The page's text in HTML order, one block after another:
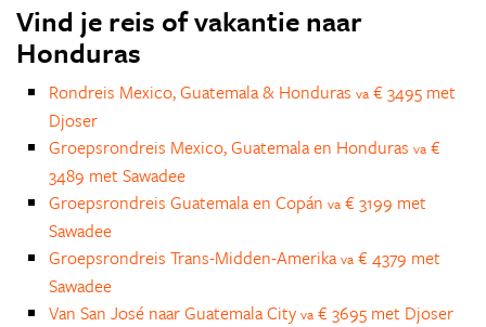
Vind je reis of vakantie naar
Honduras
Rondreis Mexico, Guatemala & Honduras va € 3495 met
Djoser
Groepsrondreis Mexico, Guatemala en Honduras va €
3489 met Sawadee
Groepsrondreis Guatemala en Copán va € 3199 met
Sawadee
Groepsrondreis Trans-Midden-Amerika va € 4379 met
Sawadee
Van San José naar Guatemala City va € 3695 met Djoser